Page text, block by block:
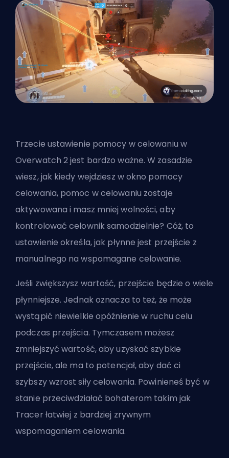
Trzecie ustawienie pomocy w celowaniu w
Overwatch 2 jest bardzo ważne. W zasadzie
wiesz, jak kiedy wejdziesz w okno pomocy
celowania, pomoc w celowaniu zostaje
aktywowana i masz mniej wolności, aby
kontrolować celownik samodzielnie? Cóż, to
ustawienie określa, jak płynne jest przejście z
manualnego na wspomagane celowanie.
Jeśli zwiększysz wartość, przejście będzie o wiele
płynniejsze. Jednak oznacza to też, że może
wystąpić niewielkie opóźnienie w ruchu celu
podczas przejścia. Tymczasem możesz
zmniejszyć wartość, aby uzyskać szybkie
przejście, ale ma to potencjał, aby dać ci
szybszy wzrost siły celowania. Powinieneś być w
stanie przeciwdziałać bohaterom takim jak
Tracer łatwiej z bardziej zrywnym
wspomaganiem celowania.